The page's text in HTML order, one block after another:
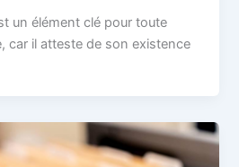
un élément clé pour toute
car il atteste de son existence